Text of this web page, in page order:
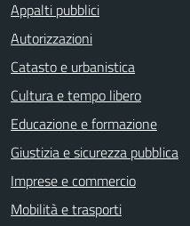
Appalti pubblici
Autorizzazioni
Catasto e urbanistica
Cultura e tempo libero
Educazione e formazione
Giustizia e sicurezza pubblica
Imprese e commercio
Mobilità e trasporti